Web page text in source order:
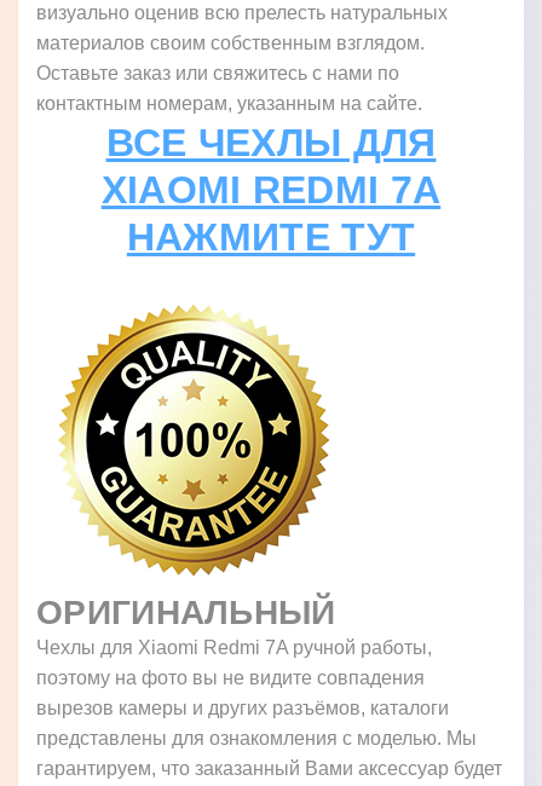
визуально оценив всю прелесть натуральных
материалов своим собственным взглядом.
Оставьте заказ или свяжитесь с нами по
контактным номерам, указанным на сайте.
ВСЕ ЧЕХЛЫ ДЛЯ
XIAOMI REDMI 7A
НАЖМИТЕ ТУТ
ОРИГИНАЛЬНЫЙ
Чехлы для Xiaomi Redmi 7A ручной работы,
поэтому на фото вы не видите совпадения
вырезов камеры и других разъёмов, каталоги
представлены для ознакомления с моделью. Мы
гарантируем, что заказанный Вами аксессуар будет